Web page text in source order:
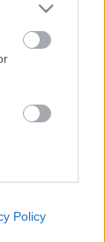
Policy
na
lenne,
a
chica